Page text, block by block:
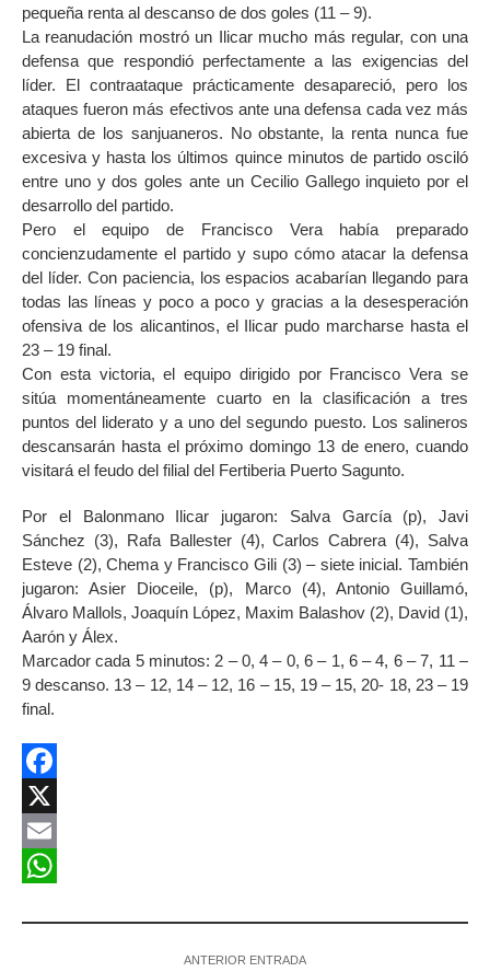
pequeña renta al descanso de dos goles (11 – 9).
La reanudación mostró un Ilicar mucho más regular, con una
defensa que respondió perfectamente a las exigencias del
líder. El contraataque prácticamente desapareció, pero los
ataques fueron más efectivos ante una defensa cada vez más
abierta de los sanjuaneros. No obstante, la renta nunca fue
excesiva y hasta los últimos quince minutos de partido osciló
entre uno y dos goles ante un Cecilio Gallego inquieto por el
desarrollo del partido.
Pero el equipo de Francisco Vera había preparado
concienzudamente el partido y supo cómo atacar la defensa
del líder. Con paciencia, los espacios acabarían llegando para
todas las líneas y poco a poco y gracias a la desesperación
ofensiva de los alicantinos, el Ilicar pudo marcharse hasta el
23 – 19 final.
Con esta victoria, el equipo dirigido por Francisco Vera se
sitúa momentáneamente cuarto en la clasificación a tres
puntos del liderato y a uno del segundo puesto. Los salineros
descansarán hasta el próximo domingo 13 de enero, cuando
visitará el feudo del filial del Fertiberia Puerto Sagunto.
Por el Balonmano Ilicar jugaron: Salva García (p), Javi
Sánchez (3), Rafa Ballester (4), Carlos Cabrera (4), Salva
Esteve (2), Chema y Francisco Gili (3) – siete inicial. También
jugaron: Asier Dioceile, (p), Marco (4), Antonio Guillamó,
Álvaro Mallols, Joaquín López, Maxim Balashov (2), David (1),
Aarón y Álex.
Marcador cada 5 minutos: 2 – 0, 4 – 0, 6 – 1, 6 – 4, 6 – 7, 11 –
9 descanso. 13 – 12, 14 – 12, 16 – 15, 19 – 15, 20- 18, 23 – 19
final.
Facebook
X
Email
ANTERIOR ENTRADA